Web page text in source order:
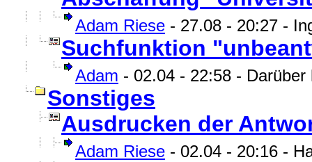
Adam Riese - 27.08 - 20:27 -
Suchfunktion
Adam - 02.04 - 22:58 -
Sonstiges
Ausdrucken der
Adam Riese - 02.04 - 20:16 -